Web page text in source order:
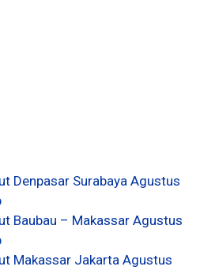
Denpasar Surabaya Agustus
Baubau – Makassar Agustus
Makassar Jakarta Agustus